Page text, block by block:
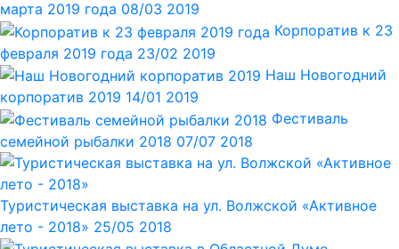
марта 2019 года 08/03 2019
Корпоратив к 23
февраля 2019 года 23/02 2019
Наш Новогодний
корпоратив 2019 14/01 2019
Фестиваль
семейной рыбалки 2018 07/07 2018
Туристическая выставка на ул. Волжской «Активное
лето - 2018» 25/05 2018